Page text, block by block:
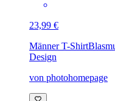
23,99 €
Männer T-Shirt
Design
von photohomepage